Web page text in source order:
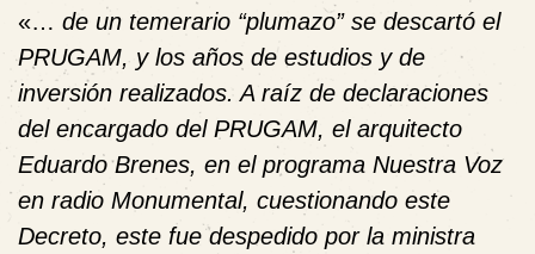
«… de un temerario “plumazo” se descartó el
PRUGAM, y los años de estudios y de
inversión realizados. A raíz de declaraciones
del encargado del PRUGAM, el arquitecto
Eduardo Brenes, en el programa Nuestra Voz
en radio Monumental, cuestionando este
Decreto, este fue despedido por la ministra